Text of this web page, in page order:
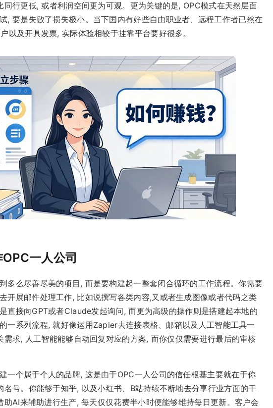
同行更低, 或者利润空间更为可观。更为关键的是, OPC模式在天然层面
, 要是失败了损失极小。当下国内有好些自由职业者、远程工作者已然在
以及开具发票, 实际体验相较于挂靠平台要好很多。
一人公司
多么尽善尽美的项目, 而是要构建起一整套闭合循环的工作流程。你需要
开展邮件处理工作, 比如说撰写各类内容,又或者生成图像或者代码之类
直接向GPT或者Claude发起询问, 而更为高级的操作则是搭建起本地的
一系列流程, 就好像运用Zapier去连接表格、邮箱以及人工智能工具一
需求, 人工智能能够自动回复对应的方案, 而你仅仅需要进行最后的审核
一个属于个人的品牌, 这是由于OPC一人公司的信任根基主要就在于你
名号。你能够于知乎, 以及小红书、B站持续不断地去分享行业方面的干
助AI来辅助进行生产, 每天仅仅花费半小时便能够维持每日更新。客户会